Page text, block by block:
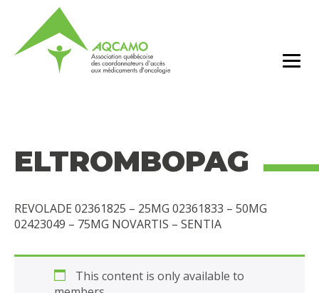
ELTROMBOPAG
REVOLADE 02361825 – 25MG 02361833 – 50MG
02423049 – 75MG NOVARTIS – SENTIA
This content is only available to